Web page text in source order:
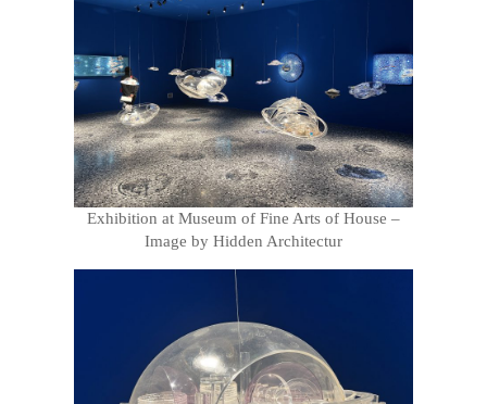
Exhibition at Museum of Fine Arts of House –
Image by Hidden Architectur